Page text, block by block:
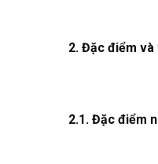
2. Đặc điểm
2.1. Đặc điểm